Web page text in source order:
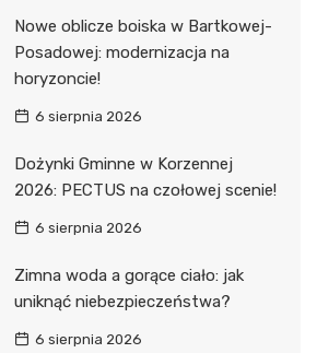
Nowe oblicze boiska w Bartkowej-
Posadowej: modernizacja na
horyzoncie!
6 sierpnia 2026
Dożynki Gminne w Korzennej
2026: PECTUS na czołowej scenie!
6 sierpnia 2026
Zimna woda a gorące ciało: jak
uniknąć niebezpieczeństwa?
6 sierpnia 2026